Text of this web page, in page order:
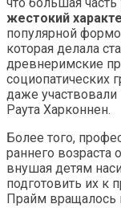
жестокий
популярной
которая делала
древнеримские
социопатических
даже
Раута Харконнен.
Более того,
раннего возраста
внушая детям
подготовить их к
Прайм вращалось